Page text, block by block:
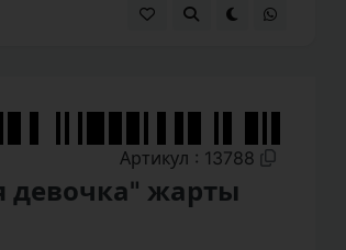
Артикул : 13788
девочка" жарты